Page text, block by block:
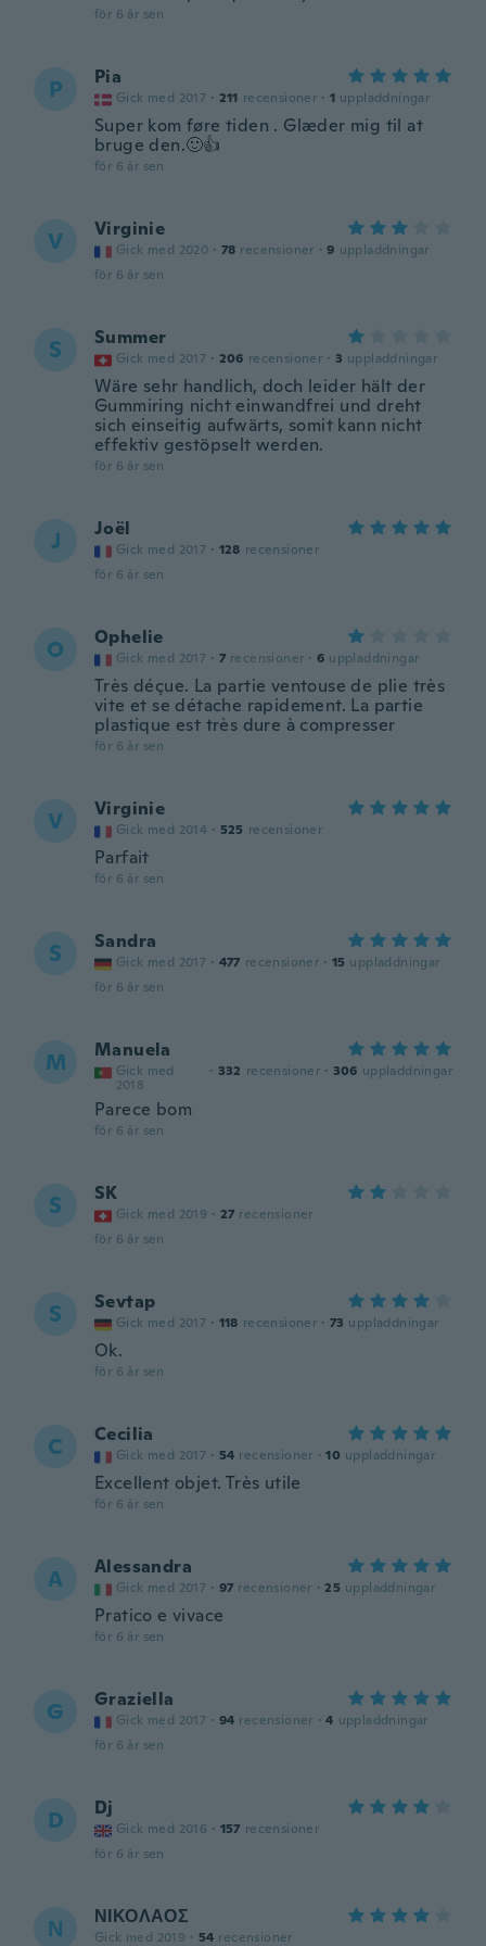
för 6 år sen
P Pia
Gick med 2017 · 211 recensioner · 1 uppladdningar
Super kom føre tiden . Glæder mig til at
bruge den.🙂👍
för 6 år sen
V Virginie
Gick med 2020 · 78 recensioner · 9 uppladdningar
för 6 år sen
S Summer
Gick med 2017 · 206 recensioner · 3 uppladdningar
Wäre sehr handlich, doch leider hält der
Gummiring nicht einwandfrei und dreht
sich einseitig aufwärts, somit kann nicht
effektiv gestöpselt werden.
för 6 år sen
J Joël
Gick med 2017 · 128 recensioner
för 6 år sen
O Ophelie
Gick med 2017 · 7 recensioner · 6 uppladdningar
Très déçue. La partie ventouse de plie très
vite et se détache rapidement. La partie
plastique est très dure à compresser
för 6 år sen
V Virginie
Gick med 2014 · 525 recensioner
Parfait
för 6 år sen
S Sandra
Gick med 2017 · 477 recensioner · 15 uppladdningar
för 6 år sen
M Manuela
Gick med
2018
· 332 recensioner · 306 uppladdningar
Parece bom
för 6 år sen
S SK
Gick med 2019 · 27 recensioner
för 6 år sen
S Sevtap
Gick med 2017 · 118 recensioner · 73 uppladdningar
Ok.
för 6 år sen
C Cecilia
Gick med 2017 · 54 recensioner · 10 uppladdningar
Excellent objet. Très utile
för 6 år sen
A Alessandra
Gick med 2017 · 97 recensioner · 25 uppladdningar
Pratico e vivace
för 6 år sen
G Graziella
Gick med 2017 · 94 recensioner · 4 uppladdningar
för 6 år sen
D Dj
Gick med 2016 · 157 recensioner
för 6 år sen
Ν ΝΙΚΟΛΑΟΣ
Gick med 2019 · 54 recensioner